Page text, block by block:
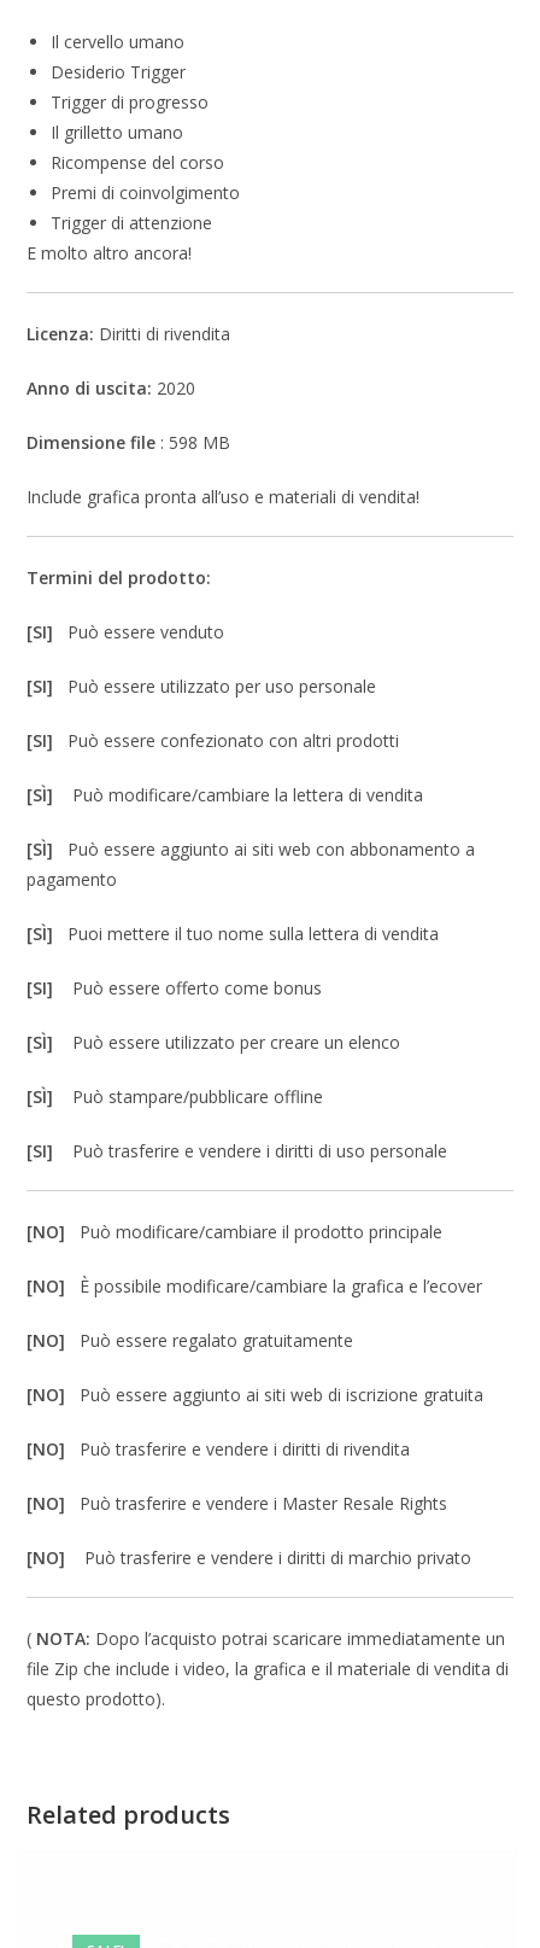
Il cervello umano
Desiderio Trigger
Trigger di progresso
Il grilletto umano
Ricompense del corso
Premi di coinvolgimento
Trigger di attenzione
E molto altro ancora!
Licenza: Diritti di rivendita
Anno di uscita: 2020
Dimensione file : 598 MB
Include grafica pronta all’uso e materiali di vendita!
Termini del prodotto:
[SI] Può essere venduto
[SI] Può essere utilizzato per uso personale
[SI] Può essere confezionato con altri prodotti
[SÌ] Può modificare/cambiare la lettera di vendita
[SÌ] Può essere aggiunto ai siti web con abbonamento a
pagamento
[SÌ] Puoi mettere il tuo nome sulla lettera di vendita
[SI] Può essere offerto come bonus
[SÌ] Può essere utilizzato per creare un elenco
[SÌ] Può stampare/pubblicare offline
[SI] Può trasferire e vendere i diritti di uso personale
[NO] Può modificare/cambiare il prodotto principale
[NO] È possibile modificare/cambiare la grafica e l’ecover
[NO] Può essere regalato gratuitamente
[NO] Può essere aggiunto ai siti web di iscrizione gratuita
[NO] Può trasferire e vendere i diritti di rivendita
[NO] Può trasferire e vendere i Master Resale Rights
[NO] Può trasferire e vendere i diritti di marchio privato
( NOTA: Dopo l’acquisto potrai scaricare immediatamente un
file Zip che include i video, la grafica e il materiale di vendita di
questo prodotto).
Related products